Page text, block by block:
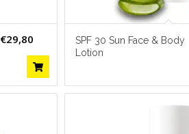
€29,80
SPF 30 Sun Face & Body
Lotion